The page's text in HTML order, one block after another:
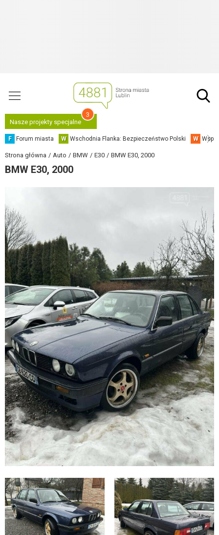
Nasze projekty specjalne
3
F Forum miasta W Wschodnia Flanka: Bezpieczeństwo Polski W
Strona główna Auto BMW E30 BMW E30, 2000
BMW E30, 2000